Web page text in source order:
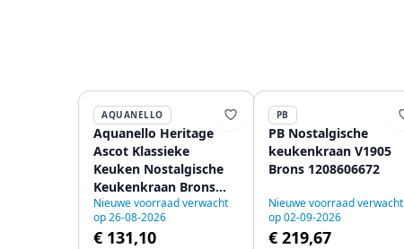
AQUANELLO
Aquanello Heritage
Ascot Klassieke
Keuken Nostalgische
Keukenkraan Brons
met Ronde Uitlop BN-
4003-HA
Nieuwe voorraad verwacht
op 26-08-2026
€ 131,10
PB
PB Nostalgische
keukenkraan V1905
Brons 1208606672
Nieuwe voorraad verwacht
op 02-09-2026
€ 219,67